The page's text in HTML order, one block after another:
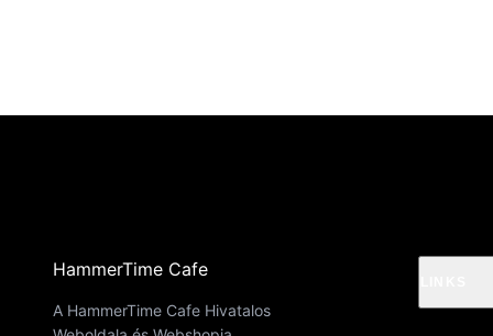
HammerTime Cafe
A HammerTime Cafe Hivatalos